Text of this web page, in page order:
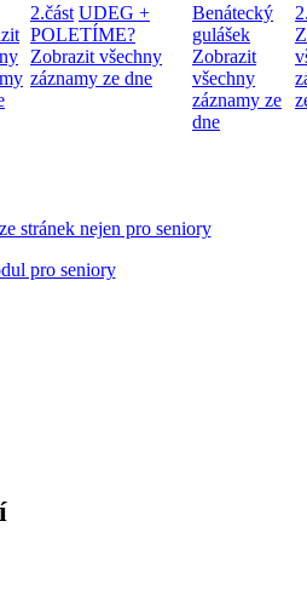
2.část UDEG +
POLETÍME?
Zobrazit všechny
záznamy ze dne
Benátecký
gulášek
Zobrazit
všechny
záznamy ze
dne
stránek nejen pro seniory